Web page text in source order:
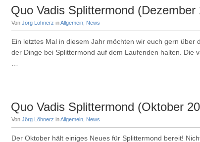
Quo Vadis Splittermond (Dezember
Von Jörg Löhnerz inAllgemein, News
Ein letztes Mal in diesem Jahr möchten wir euch gern über
der Dinge bei Splittermond auf dem Laufenden halten. Die
Quo Vadis Splittermond (Oktober
Von Jörg Löhnerz inAllgemein, News
Der Oktober hält einiges Neues für Splittermond bereit!